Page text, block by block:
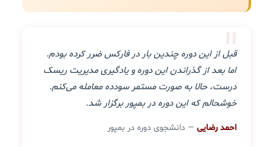
"
قبل از این دوره چندین بار در فارکس ضرر کرده بودم.
اما بعد از گذراندن این دوره و یادگیری مدیریت ریسک
درست، حالا به صورت مستمر سودده معامله می‌کنم.
خوشحالم که این دوره در بمپور برگزار شد.
احمد رضایی — دانشجوی دوره در بمپور